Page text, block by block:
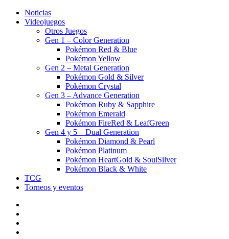
Noticias
Videojuegos
Otros Juegos
Gen 1 – Color Generation
Pokémon Red & Blue
Pokémon Yellow
Gen 2 – Metal Generation
Pokémon Gold & Silver
Pokémon Crystal
Gen 3 – Advance Generation
Pokémon Ruby & Sapphire
Pokémon Emerald
Pokémon FireRed & LeafGreen
Gen 4 y 5 – Dual Generation
Pokémon Diamond & Pearl
Pokémon Platinum
Pokémon HeartGold & SoulSilver
Pokémon Black & White
TCG
Torneos y eventos